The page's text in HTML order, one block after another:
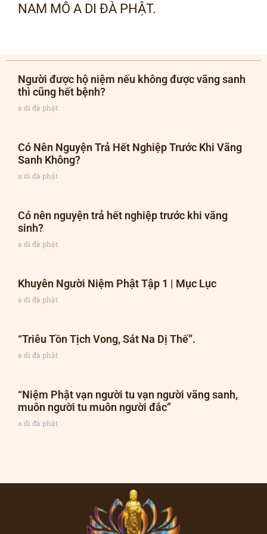
NAM MÔ A DI ĐÀ PHẬT.
Người được hộ niệm nếu không được vãng sanh
thì cũng hết bệnh?
a di đà phật
Có Nên Nguyện Trả Hết Nghiệp Trước Khi Vãng
Sanh Không?
a di đà phật
Có nên nguyện trả hết nghiệp trước khi vãng
sinh?
a di đà phật
Khuyên Người Niệm Phật Tập 1 | Mục Lục
a di đà phật
“Triêu Tồn Tịch Vong, Sát Na Dị Thế”.
a di đà phật
“Niệm Phật vạn người tu vạn người vãng sanh,
muôn người tu muôn người đắc”
a di đà phật